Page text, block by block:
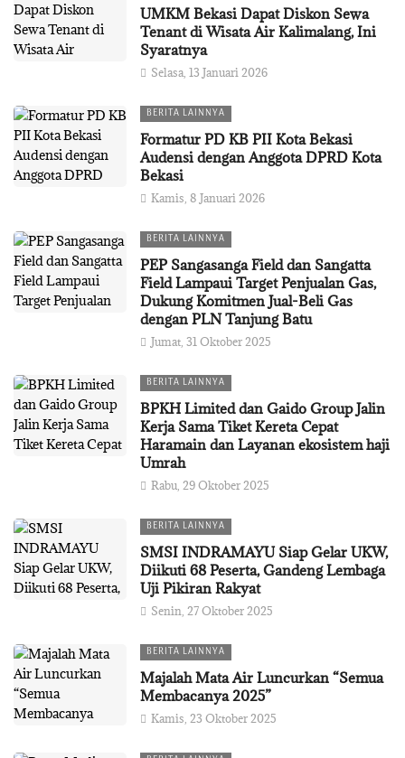
UMKM Bekasi Dapat Diskon Sewa
Tenant di Wisata Air Kalimalang, Ini
Syaratnya
Selasa, 13 Januari 2026
BERITA LAINNYA
Formatur PD KB PII Kota Bekasi
Audensi dengan Anggota DPRD Kota
Bekasi
Kamis, 8 Januari 2026
BERITA LAINNYA
PEP Sangasanga Field dan Sangatta
Field Lampaui Target Penjualan Gas,
Dukung Komitmen Jual-Beli Gas
dengan PLN Tanjung Batu
Jumat, 31 Oktober 2025
BERITA LAINNYA
BPKH Limited dan Gaido Group Jalin
Kerja Sama Tiket Kereta Cepat
Haramain dan Layanan ekosistem haji
Umrah
Rabu, 29 Oktober 2025
BERITA LAINNYA
SMSI INDRAMAYU Siap Gelar UKW,
Diikuti 68 Peserta, Gandeng Lembaga
Uji Pikiran Rakyat
Senin, 27 Oktober 2025
BERITA LAINNYA
Majalah Mata Air Luncurkan “Semua
Membacanya 2025”
Kamis, 23 Oktober 2025